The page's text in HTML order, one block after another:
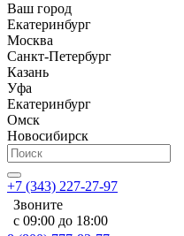
Ваш город
Екатеринбург
Москва
Санкт-Петербург
Казань
Уфа
Екатеринбург
Омск
Новосибирск
+7 (343) 227-27-97
Звоните
с 09:00 до 18:00